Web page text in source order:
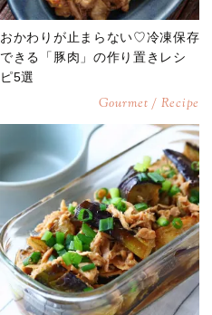
おかわりが止まらない♡冷凍保存
できる「豚肉」の作り置きレシ
ピ5選
Gourmet / Recipe